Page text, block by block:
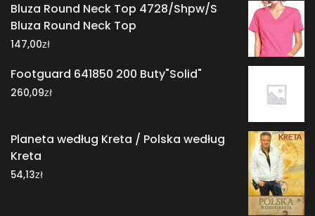
Bluza Round Neck Top 4728/Shpw/S
Bluza Round Neck Top
147,00zł
Footguard 641850 200 Buty"Solid"
260,09zł
Planeta według Kreta / Polska według
Kreta
54,13zł